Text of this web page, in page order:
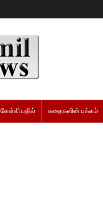
கேள்வி பதில் கதைகளின் பக்கம்